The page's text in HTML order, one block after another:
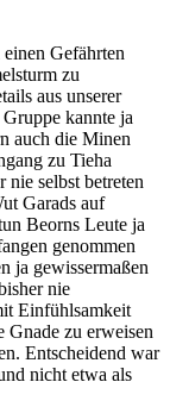
Gefährten
zu
aus unserer
kannte ja
auch die Minen
zu Tieha
nie selbst betreten
Garads auf
Beorns Leute ja
genommen
ja gewissermaßen
nie
Einfühlsamkeit
Gnade zu erweisen
Entscheidend war
nicht etwa als